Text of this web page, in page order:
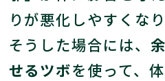
りが悪化しやすくなり
そうした場合には、
せるツボを使って、